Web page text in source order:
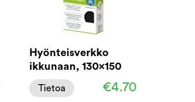
Hyönteisverkko
ikkunaan, 130x150
€4.70
Tietoa